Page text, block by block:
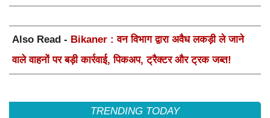
Also Read - Bikaner : वन विभाग द्वारा अवैध लकड़ी ले जाने
वाले वाहनों पर बड़ी कार्रवाई, पिकअप, ट्रैक्टर और ट्रक जब्त!
TRENDING TODAY